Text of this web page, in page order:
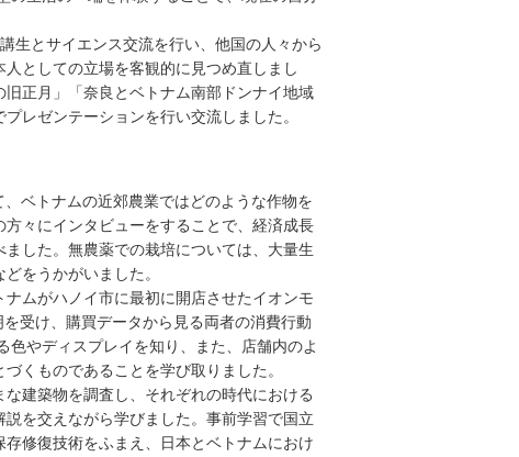
生とサイエンス交流を行い、他国の人々から
としての立場を客観的に見つめ直しまし
正月」「奈良とベトナム南部ドンナイ地域
レゼンテーションを行い交流しました。
ベトナムの近郊農業ではどのような作物を
々にインタビューをすることで、経済成長
した。無農薬での栽培については、大量生
どをうかがいました。
ムがハノイ市に最初に開店させたイオンモ
受け、購買データから見る両者の消費行動
やディスプレイを知り、また、店舗内のよ
くものであることを学び取りました。
建築物を調査し、それぞれの時代における
を交えながら学びました。事前学習で国立
修復技術をふまえ、日本とベトナムにおけ